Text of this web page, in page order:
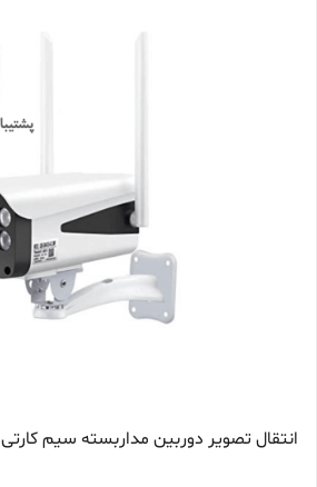
انتقال تصویر دوربین مداربسته سیم کارتی